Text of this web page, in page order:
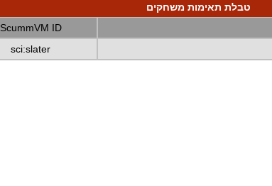
טבלת תאימות משחקים
ScummVM ID
sci:slater